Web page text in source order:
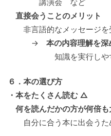
講演会 など
直接会うことのメリット
非言語的なメッセージを
→ 本の内容理解を深
知識を実行しやす
６．本の選び方
・本をたくさん読む △
何を読んだかの方が何倍も
自分に合う本に出会うた